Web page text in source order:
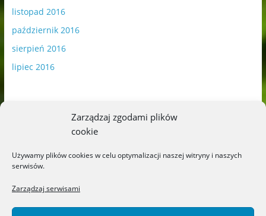
Zarządzaj zgodami plików
cookie
Używamy plików cookies w celu optymalizacji naszej witryny i naszych
serwisów.
Zarządzaj serwisami
listopad 2016
październik 2016
sierpień 2016
lipiec 2016